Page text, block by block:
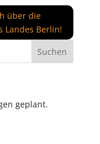
über die
Landes Berlin!
geplant.